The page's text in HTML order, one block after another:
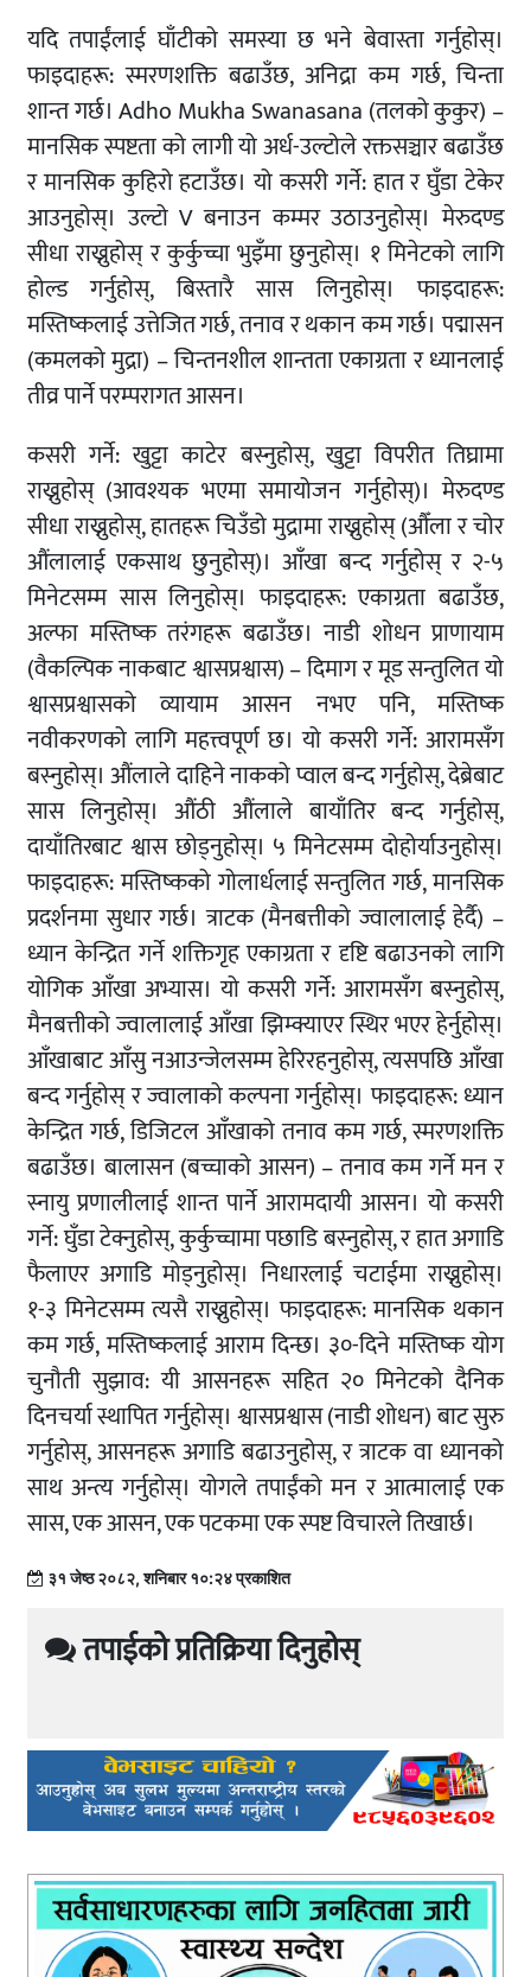
यदि तपाईंलाई घाँटीको समस्या छ भने बेवास्ता गर्नुहोस्।
फाइदाहरू: स्मरणशक्ति बढाउँछ, अनिद्रा कम गर्छ, चिन्ता
शान्त गर्छ। Adho Mukha Swanasana (तलको कुकुर) –
मानसिक स्पष्टता को लागी यो अर्ध-उल्टोले रक्तसञ्चार बढाउँछ
र मानसिक कुहिरो हटाउँछ। यो कसरी गर्ने: हात र घुँडा टेकेर
आउनुहोस्। उल्टो V बनाउन कम्मर उठाउनुहोस्। मेरुदण्ड
सीधा राख्नुहोस् र कुर्कुच्चा भुइँमा छुनुहोस्। १ मिनेटको लागि
होल्ड गर्नुहोस्, बिस्तारै सास लिनुहोस्। फाइदाहरू:
मस्तिष्कलाई उत्तेजित गर्छ, तनाव र थकान कम गर्छ। पद्मासन
(कमलको मुद्रा) – चिन्तनशील शान्तता एकाग्रता र ध्यानलाई
तीव्र पार्ने परम्परागत आसन।
कसरी गर्ने: खुट्टा काटेर बस्नुहोस्, खुट्टा विपरीत तिघ्रामा
राख्नुहोस् (आवश्यक भएमा समायोजन गर्नुहोस्)। मेरुदण्ड
सीधा राख्नुहोस्, हातहरू चिउँडो मुद्रामा राख्नुहोस् (औँला र चोर
औंलालाई एकसाथ छुनुहोस्)। आँखा बन्द गर्नुहोस् र २-५
मिनेटसम्म सास लिनुहोस्। फाइदाहरू: एकाग्रता बढाउँछ,
अल्फा मस्तिष्क तरंगहरू बढाउँछ। नाडी शोधन प्राणायाम
(वैकल्पिक नाकबाट श्वासप्रश्वास) – दिमाग र मूड सन्तुलित यो
श्वासप्रश्वासको व्यायाम आसन नभए पनि, मस्तिष्क
नवीकरणको लागि महत्त्वपूर्ण छ। यो कसरी गर्ने: आरामसँग
बस्नुहोस्। औंलाले दाहिने नाकको प्वाल बन्द गर्नुहोस्, देब्रेबाट
सास लिनुहोस्। औंठी औंलाले बायाँतिर बन्द गर्नुहोस्,
दायाँतिरबाट श्वास छोड्नुहोस्। ५ मिनेटसम्म दोहोर्याउनुहोस्।
फाइदाहरू: मस्तिष्कको गोलार्धलाई सन्तुलित गर्छ, मानसिक
प्रदर्शनमा सुधार गर्छ। त्राटक (मैनबत्तीको ज्वालालाई हेर्दै) –
ध्यान केन्द्रित गर्ने शक्तिगृह एकाग्रता र दृष्टि बढाउनको लागि
योगिक आँखा अभ्यास। यो कसरी गर्ने: आरामसँग बस्नुहोस्,
मैनबत्तीको ज्वालालाई आँखा झिम्क्याएर स्थिर भएर हेर्नुहोस्।
आँखाबाट आँसु नआउन्जेलसम्म हेरिरहनुहोस्, त्यसपछि आँखा
बन्द गर्नुहोस् र ज्वालाको कल्पना गर्नुहोस्। फाइदाहरू: ध्यान
केन्द्रित गर्छ, डिजिटल आँखाको तनाव कम गर्छ, स्मरणशक्ति
बढाउँछ। बालासन (बच्चाको आसन) – तनाव कम गर्ने मन र
स्नायु प्रणालीलाई शान्त पार्ने आरामदायी आसन। यो कसरी
गर्ने: घुँडा टेक्नुहोस्, कुर्कुच्चामा पछाडि बस्नुहोस्, र हात अगाडि
फैलाएर अगाडि मोड्नुहोस्। निधारलाई चटाईमा राख्नुहोस्।
१-३ मिनेटसम्म त्यसै राख्नुहोस्। फाइदाहरू: मानसिक थकान
कम गर्छ, मस्तिष्कलाई आराम दिन्छ। ३०-दिने मस्तिष्क योग
चुनौती सुझाव: यी आसनहरू सहित २० मिनेटको दैनिक
दिनचर्या स्थापित गर्नुहोस्। श्वासप्रश्वास (नाडी शोधन) बाट सुरु
गर्नुहोस्, आसनहरू अगाडि बढाउनुहोस्, र त्राटक वा ध्यानको
साथ अन्त्य गर्नुहोस्। योगले तपाईंको मन र आत्मालाई एक
सास, एक आसन, एक पटकमा एक स्पष्ट विचारले तिखार्छ।
३१ जेष्ठ २०८२, शनिबार १०:२४ प्रकाशित
तपाईको प्रतिक्रिया दिनुहोस्